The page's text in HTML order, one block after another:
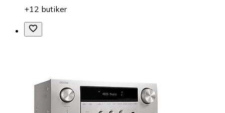
+12 butiker